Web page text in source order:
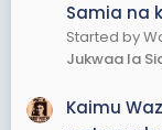
Samia na
Started by
Jukwaa la
Kaimu